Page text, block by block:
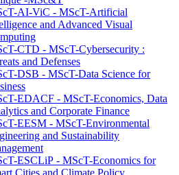
AI-ViC - MScT-Artificial
and Advanced Visual
CTD - MScT-Cybersecurity :
and Defenses
DSB - MScT-Data Science for
EDACF - MScT-Economics, Data
and Corporate Finance
EESM - MScT-Environmental
and Sustainability
ESCLiP - MScT-Economics for
Cities and Climate Policy